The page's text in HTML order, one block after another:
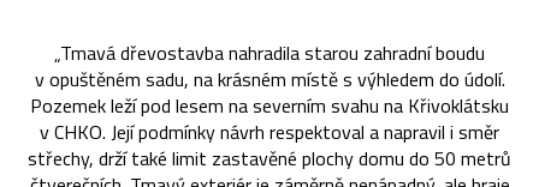
„Tmavá dřevostavba nahradila starou zahradní boudu
v opuštěném sadu, na krásném místě s výhledem do údolí.
Pozemek leží pod lesem na severním svahu na Křivoklátsku
v CHKO. Její podmínky návrh respektoval a napravil i směr
střechy, drží také limit zastavěné plochy domu do 50 metrů